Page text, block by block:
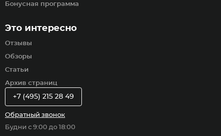
Бонусная программа
Это интересно
Отзывы
Обзоры
Статьи
Архив страниц
+7 (495) 215 28 49
Обратный звонок
Будни с 9:00 до 18:00